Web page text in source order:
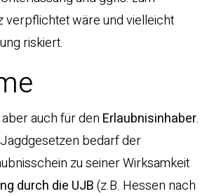
verpflichtet wäre und vielleicht
riskiert.
auch für den Erlaubnisinhaber.
bedarf der
zu seiner Wirksamkeit
durch die UJB(z.B. Hessen nach